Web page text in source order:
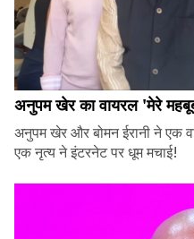
अनुपम खेर का वायरल 'मेरे
अनुपम खेर और बोमन ईरानी ने एक
एक नृत्य ने इंटरनेट पर धूम मचाई!